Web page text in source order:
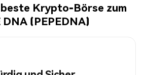
Krypto-Börse zum
(PEPEDNA)